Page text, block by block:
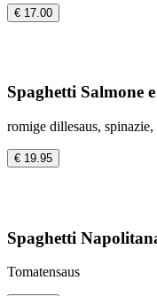
€ 17.00
Spaghetti Salmone
romige dillesaus, spinazie,
€ 19.95
Spaghetti
Tomatensaus